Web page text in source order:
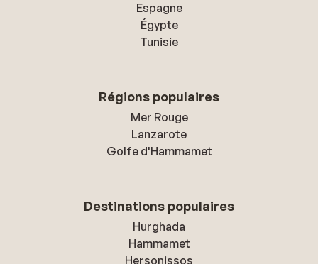
Espagne
Égypte
Tunisie
Régions populaires
Mer Rouge
Lanzarote
Golfe d'Hammamet
Destinations populaires
Hurghada
Hammamet
Hersonissos